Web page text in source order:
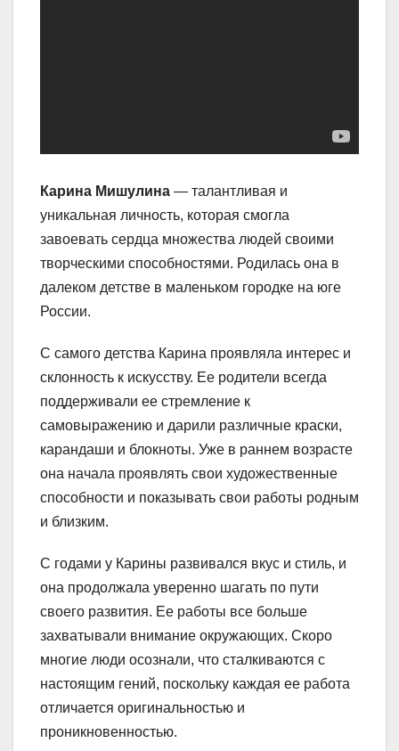
Карина Мишулина — талантливая и
уникальная личность, которая смогла
завоевать сердца множества людей своими
творческими способностями. Родилась она в
далеком детстве в маленьком городке на юге
России.
С самого детства Карина проявляла интерес и
склонность к искусству. Ее родители всегда
поддерживали ее стремление к
самовыражению и дарили различные краски,
карандаши и блокноты. Уже в раннем возрасте
она начала проявлять свои художественные
способности и показывать свои работы родным
и близким.
С годами у Карины развивался вкус и стиль, и
она продолжала уверенно шагать по пути
своего развития. Ее работы все больше
захватывали внимание окружающих. Скоро
многие люди осознали, что сталкиваются с
настоящим гений, поскольку каждая ее работа
отличается оригинальностью и
проникновенностью.